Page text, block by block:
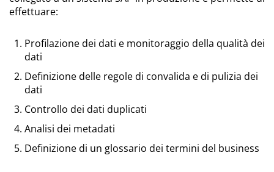
effettuare:
Profilazione dei dati e monitoraggio della qualità dei
dati
Definizione delle regole di convalida e di pulizia dei
dati
Controllo dei dati duplicati
Analisi dei metadati
Definizione di un glossario dei termini del business